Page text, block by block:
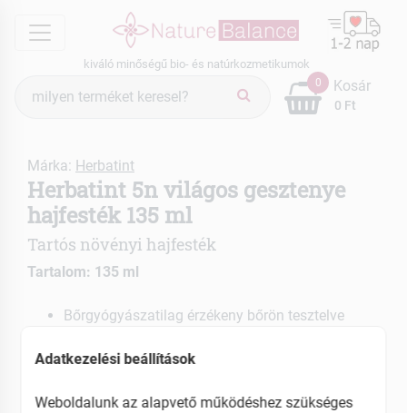
menu
kiváló minőségű bio- és natúrkozmetikumok
keresés
0
0 Ft
Kosár
Márka: Herbatint
Herbatint 5n világos gesztenye
hajfesték 135 ml
Tartós növényi hajfesték
Tartalom: 135 ml
Bőrgyógyászatilag érzékeny bőrön tesztelve
parfümmentes
36 szín, amelyek egymással kombinálva is
Adatkezelési beállítások
Weboldalunk az alapvető működéshez szükséges